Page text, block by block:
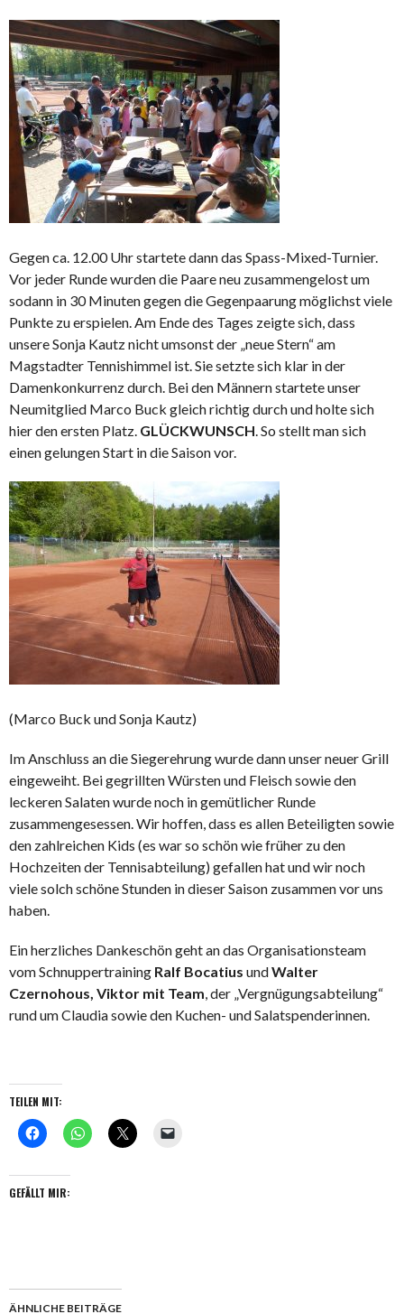
Gegen ca. 12.00 Uhr startete dann das Spass-Mixed-Turnier.
Vor jeder Runde wurden die Paare neu zusammengelost um
sodann in 30 Minuten gegen die Gegenpaarung möglichst viele
Punkte zu erspielen. Am Ende des Tages zeigte sich, dass
unsere Sonja Kautz nicht umsonst der „neue Stern“ am
Magstadter Tennishimmel ist. Sie setzte sich klar in der
Damenkonkurrenz durch. Bei den Männern startete unser
Neumitglied Marco Buck gleich richtig durch und holte sich
hier den ersten Platz. GLÜCKWUNSCH . So stellt man sich
einen gelungen Start in die Saison vor.
(Marco Buck und Sonja Kautz)
Im Anschluss an die Siegerehrung wurde dann unser neuer Grill
eingeweiht. Bei gegrillten Würsten und Fleisch sowie den
leckeren Salaten wurde noch in gemütlicher Runde
zusammengesessen. Wir hoffen, dass es allen Beteiligten sowie
den zahlreichen Kids (es war so schön wie früher zu den
Hochzeiten der Tennisabteilung) gefallen hat und wir noch
viele solch schöne Stunden in dieser Saison zusammen vor uns
haben.
Ein herzliches Dankeschön geht an das Organisationsteam
vom Schnuppertraining Ralf Bocatius undWalter
Czernohous, Viktor mit Team , der „Vergnügungsabteilung“
rund um Claudia sowie den Kuchen- und Salatspenderinnen.
TEILEN MIT:
GEFÄLLT MIR:
ÄHNLICHE BEITRÄGE